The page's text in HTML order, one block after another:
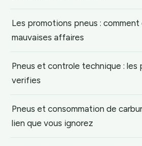
Les promotions pneus :
mauvaises affaires
Pneus et controle technique : les
verifies
Pneus et consommation de
lien que vous ignorez